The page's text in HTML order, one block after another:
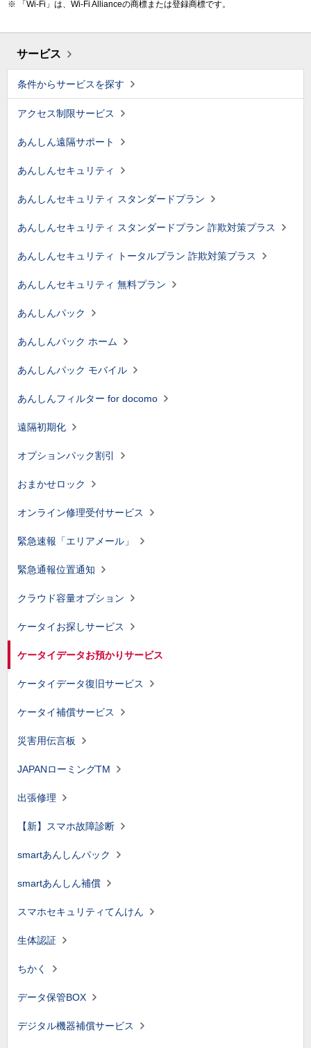
「Wi-Fi」は、Wi-Fi Allianceの商標または登録商標です。
サービス
条件からサービスを探す
アクセス制限サービス
あんしん遠隔サポート
あんしんセキュリティ
あんしんセキュリティ スタンダードプラン
あんしんセキュリティ スタンダードプラン 詐欺対策プラス
あんしんセキュリティ トータルプラン 詐欺対策プラス
あんしんセキュリティ 無料プラン
あんしんパック
あんしんパック ホーム
あんしんパック モバイル
あんしんフィルター for docomo
遠隔初期化
オプションパック割引
おまかせロック
オンライン修理受付サービス
緊急速報「エリアメール」
緊急通報位置通知
クラウド容量オプション
ケータイお探しサービス
ケータイデータお預かりサービス
ケータイデータ復旧サービス
ケータイ補償サービス
災害用伝言板
JAPANローミングTM
出張修理
【新】スマホ故障診断
smartあんしんパック
smartあんしん補償
スマホセキュリティてんけん
生体認証
ちかく
データ保管BOX
デジタル機器補償サービス